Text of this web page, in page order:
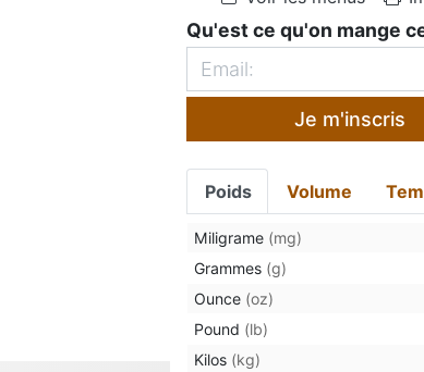
Qu'est ce qu'on mange
Je m'inscris
Poids Volume
Miligrame (mg)
Grammes (g)
Ounce (oz)
Pound (lb)
Kilos (kg)